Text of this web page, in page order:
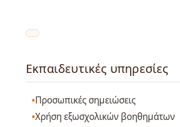
Εκπαιδευτικές υπηρεσίες
Προσωπικές σημειώσεις
Χρήση εξωσχολικών βοηθημάτων